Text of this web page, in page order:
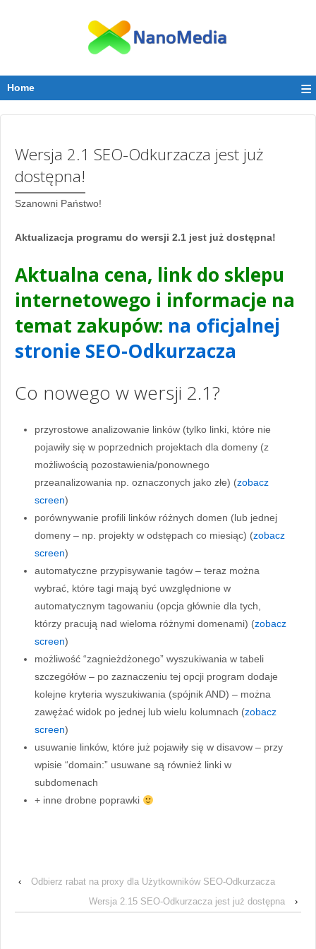
Home ≡
Wersja 2.1 SEO-Odkurzacza jest już
dostępna!
Szanowni Państwo!
Aktualizacja programu do wersji 2.1 jest już dostępna!
Aktualna cena, link do sklepu
internetowego i informacje na
temat zakupów: na oficjalnej
stronie SEO-Odkurzacza
Co nowego w wersji 2.1?
przyrostowe analizowanie linków (tylko linki, które nie
pojawiły się w poprzednich projektach dla domeny (z
możliwością pozostawienia/ponownego
przeanalizowania np. oznaczonych jako złe) (zobacz
screen)
porównywanie profili linków różnych domen (lub jednej
domeny – np. projekty w odstępach co miesiąc) (zobacz
screen)
automatyczne przypisywanie tagów – teraz można
wybrać, które tagi mają być uwzględnione w
automatycznym tagowaniu (opcja głównie dla tych,
którzy pracują nad wieloma różnymi domenami) (zobacz
screen)
możliwość “zagnieżdżonego” wyszukiwania w tabeli
szczegółów – po zaznaczeniu tej opcji program dodaje
kolejne kryteria wyszukiwania (spójnik AND) – można
zawężać widok po jednej lub wielu kolumnach (zobacz
screen)
usuwanie linków, które już pojawiły się w disavow – przy
wpisie “domain:” usuwane są również linki w
subdomenach
+ inne drobne poprawki
‹
Odbierz rabat na proxy dla Użytkowników SEO-Odkurzacza
Wersja 2.15 SEO-Odkurzacza jest już dostępna
›